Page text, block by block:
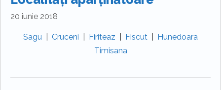
20 iunie 2018
Sagu Cruceni Firiteaz Fiscut
Hunedoara
Timisana